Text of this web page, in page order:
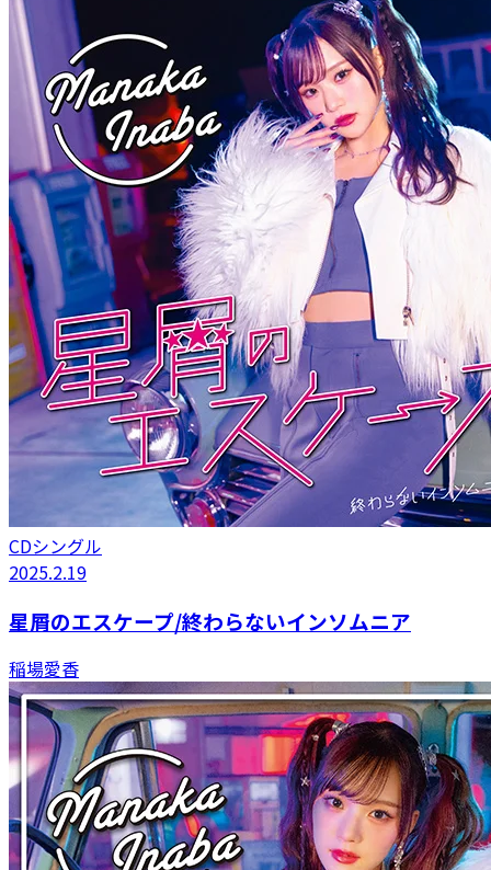
CDシングル
2025.2.19
星屑のエスケープ/終わらないインソムニア
稲場愛香